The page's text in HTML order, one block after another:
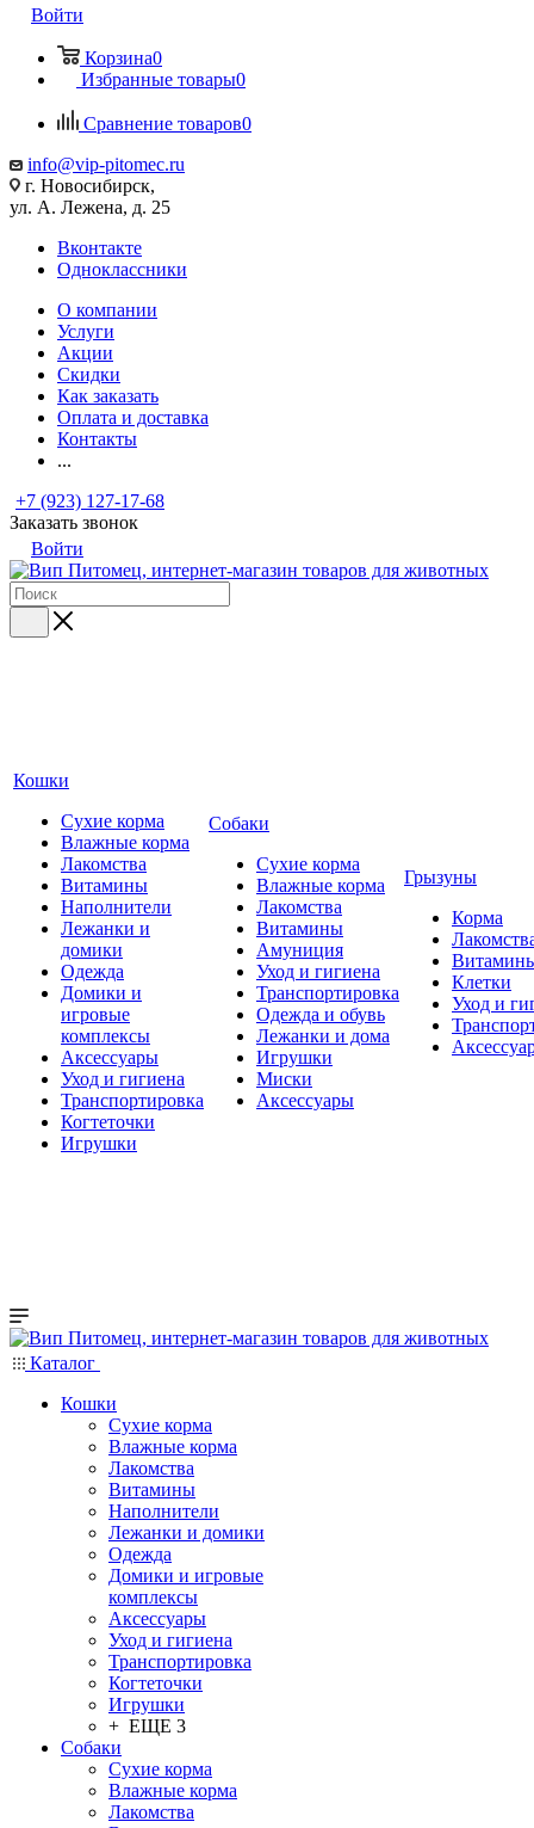
Войти
Корзина0
Избранные товары0
Сравнение товаров0
info@vip-pitomec.ru
г. Новосибирск,
ул. А. Лежена, д. 25
Вконтакте
Одноклассники
О компании
Услуги
Акции
Скидки
Как заказать
Оплата и доставка
Контакты
...
+7 (923) 127-17-68
Заказать звонок
Войти
Кошки
Сухие корма
Влажные корма
Лакомства
Витамины
Наполнители
Лежанки и
домики
Одежда
Домики и
игровые
комплексы
Аксессуары
Уход и гигиена
Транспортировка
Когтеточки
Игрушки
Собаки
Сухие корма
Влажные корма
Лакомства
Витамины
Амуниция
Уход и гигиена
Транспортировка
Одежда и обувь
Лежанки и дома
Игрушки
Миски
Аксессуары
Грызуны
Корма
Клетки
Уход и
Каталог
Кошки
Сухие корма
Влажные корма
Лакомства
Витамины
Наполнители
Лежанки и домики
Одежда
Домики и игровые
комплексы
Аксессуары
Уход и гигиена
Транспортировка
Когтеточки
Игрушки
+ ЕЩЕ 3
Собаки
Сухие корма
Влажные корма
Лакомства